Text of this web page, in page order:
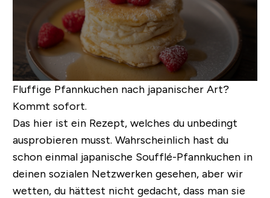
Fluffige Pfannkuchen nach japanischer Art?
Kommt sofort.
Das hier ist ein Rezept, welches du unbedingt
ausprobieren musst. Wahrscheinlich hast du
schon einmal japanische Soufflé-Pfannkuchen in
deinen sozialen Netzwerken gesehen, aber wir
wetten, du hättest nicht gedacht, dass man sie